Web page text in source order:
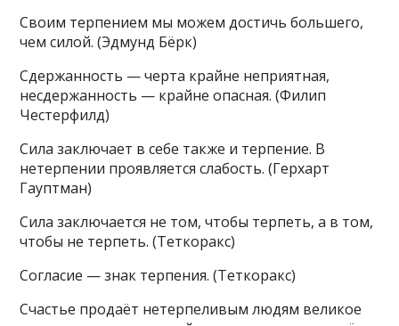
Своим терпением мы можем достичь большего,
чем силой. (Эдмунд Бёрк)
Сдержанность — черта крайне неприятная,
несдержанность — крайне опасная. (Филип
Честерфилд)
Сила заключает в себе также и терпение. В
нетерпении проявляется слабость. (Герхарт
Гауптман)
Сила заключается не том, чтобы терпеть, а в том,
чтобы не терпеть. (Теткоракс)
Согласие — знак терпения. (Теткоракс)
Счастье продаёт нетерпеливым людям великое